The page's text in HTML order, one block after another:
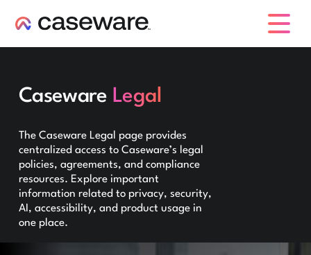
Caseware Legal
The Caseware Legal page provides
centralized access to Caseware’s legal
policies, agreements, and compliance
resources. Explore important
information related to privacy, security,
AI, accessibility, and product usage in
one place.